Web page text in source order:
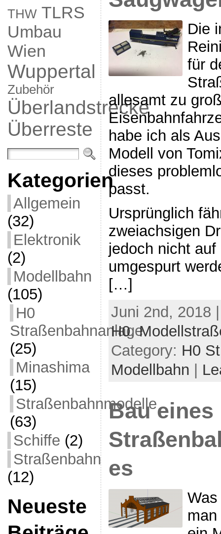
THW TLRS
Umbau
Wien
Wuppertal
Zubehör
Überlandstrecke
Überreste
Kategorien
Allgemein
(32)
Elektronik
(2)
Modellbahn
(105)
H0
Straßenbahnanlage
(25)
Minashima
(15)
Straßenbahnmodelle
(63)
Schiffe (2)
Straßenbahn
(12)
Neueste
Die
für
allesamt zu
habe ich als
Modell von
dieses
passt.
Ursprünglich
zweiachsigen
jedoch nicht
umgespurt
[…]
Juni 2nd, 2018
H0,
Category: H0
Modellbahn
Bau eines
es